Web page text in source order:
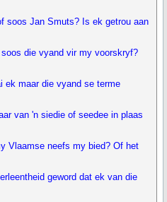
soos Jan Smuts? Is ek getrou aan
die vyand vir my voorskryf?
ek maar die vyand se terme
van 'n siedie of seedee in plaas
Vlaamse neefs my bied? Of het
geword dat ek van die